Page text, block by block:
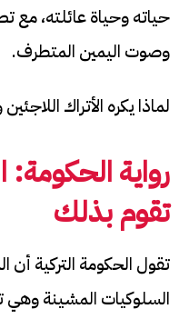
حياته وحياة عائلته، مع
وصوت اليمين المتطرف.
لماذا يكره الأتراك
رواية
تقوم بذلك
تقول الحكومة التركية أن
السلوكيات المشينة وهي